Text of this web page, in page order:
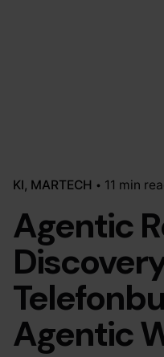
KI MARTECH 11 min
Agentic
Agentic